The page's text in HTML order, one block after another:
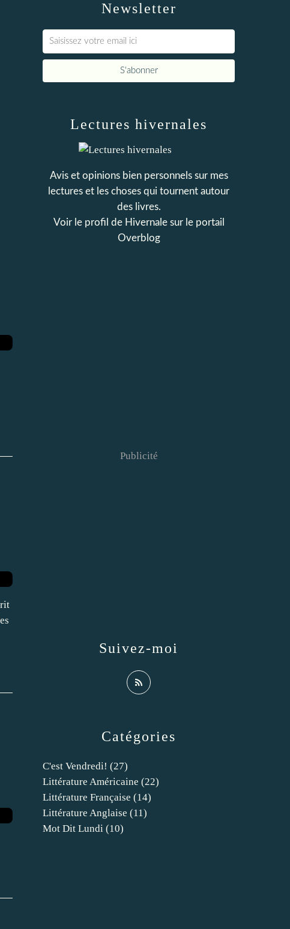
Newsletter
Catégories
C'est Vendredi! (27)
Littérature Américaine (22)
Littérature Française (14)
Littérature Anglaise (11)
Mot Dit Lundi (10)
Lectures hivernales
Avis et opinions bien personnels sur mes
lectures et les choses qui tournent autour
des livres.
Voir le profil de Hivernalesur le portail
Overblog
Suivez-moi
Publicité